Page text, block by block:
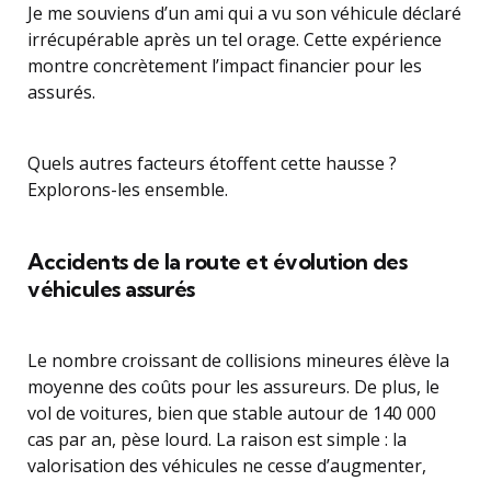
Je me souviens d’un ami qui a vu son véhicule déclaré
irrécupérable après un tel orage. Cette expérience
montre concrètement l’impact financier pour les
assurés.
Quels autres facteurs étoffent cette hausse ?
Explorons-les ensemble.
Accidents de la route et évolution des
véhicules assurés
Le nombre croissant de collisions mineures élève la
moyenne des coûts pour les assureurs. De plus, le
vol de voitures, bien que stable autour de 140 000
cas par an, pèse lourd. La raison est simple : la
valorisation des véhicules ne cesse d’augmenter,